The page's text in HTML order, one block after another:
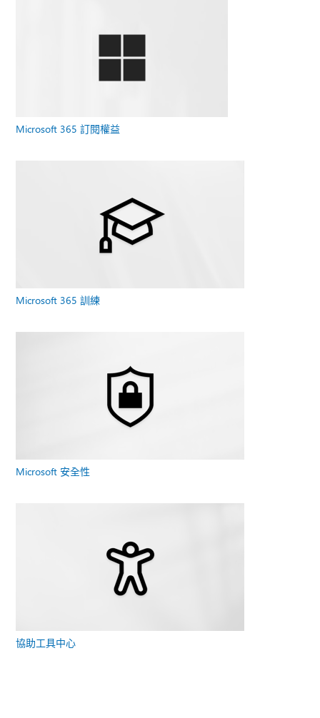
Microsoft 365 訂閱權益
Microsoft 365 訓練
Microsoft 安全性
協助工具中心